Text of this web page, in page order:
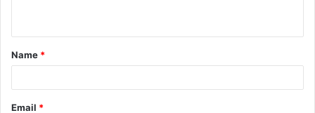
Name *
Email *